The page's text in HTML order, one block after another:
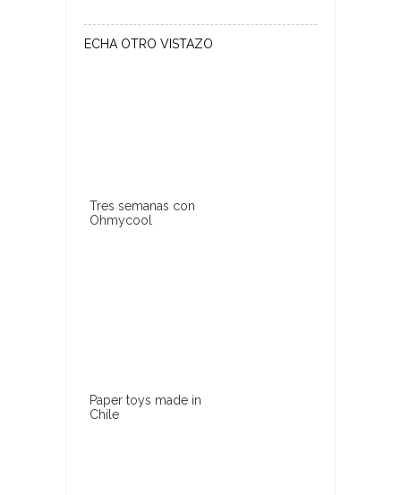
ECHA OTRO VISTAZO
Tres semanas con
Ohmycool
Paper toys made in
Chile